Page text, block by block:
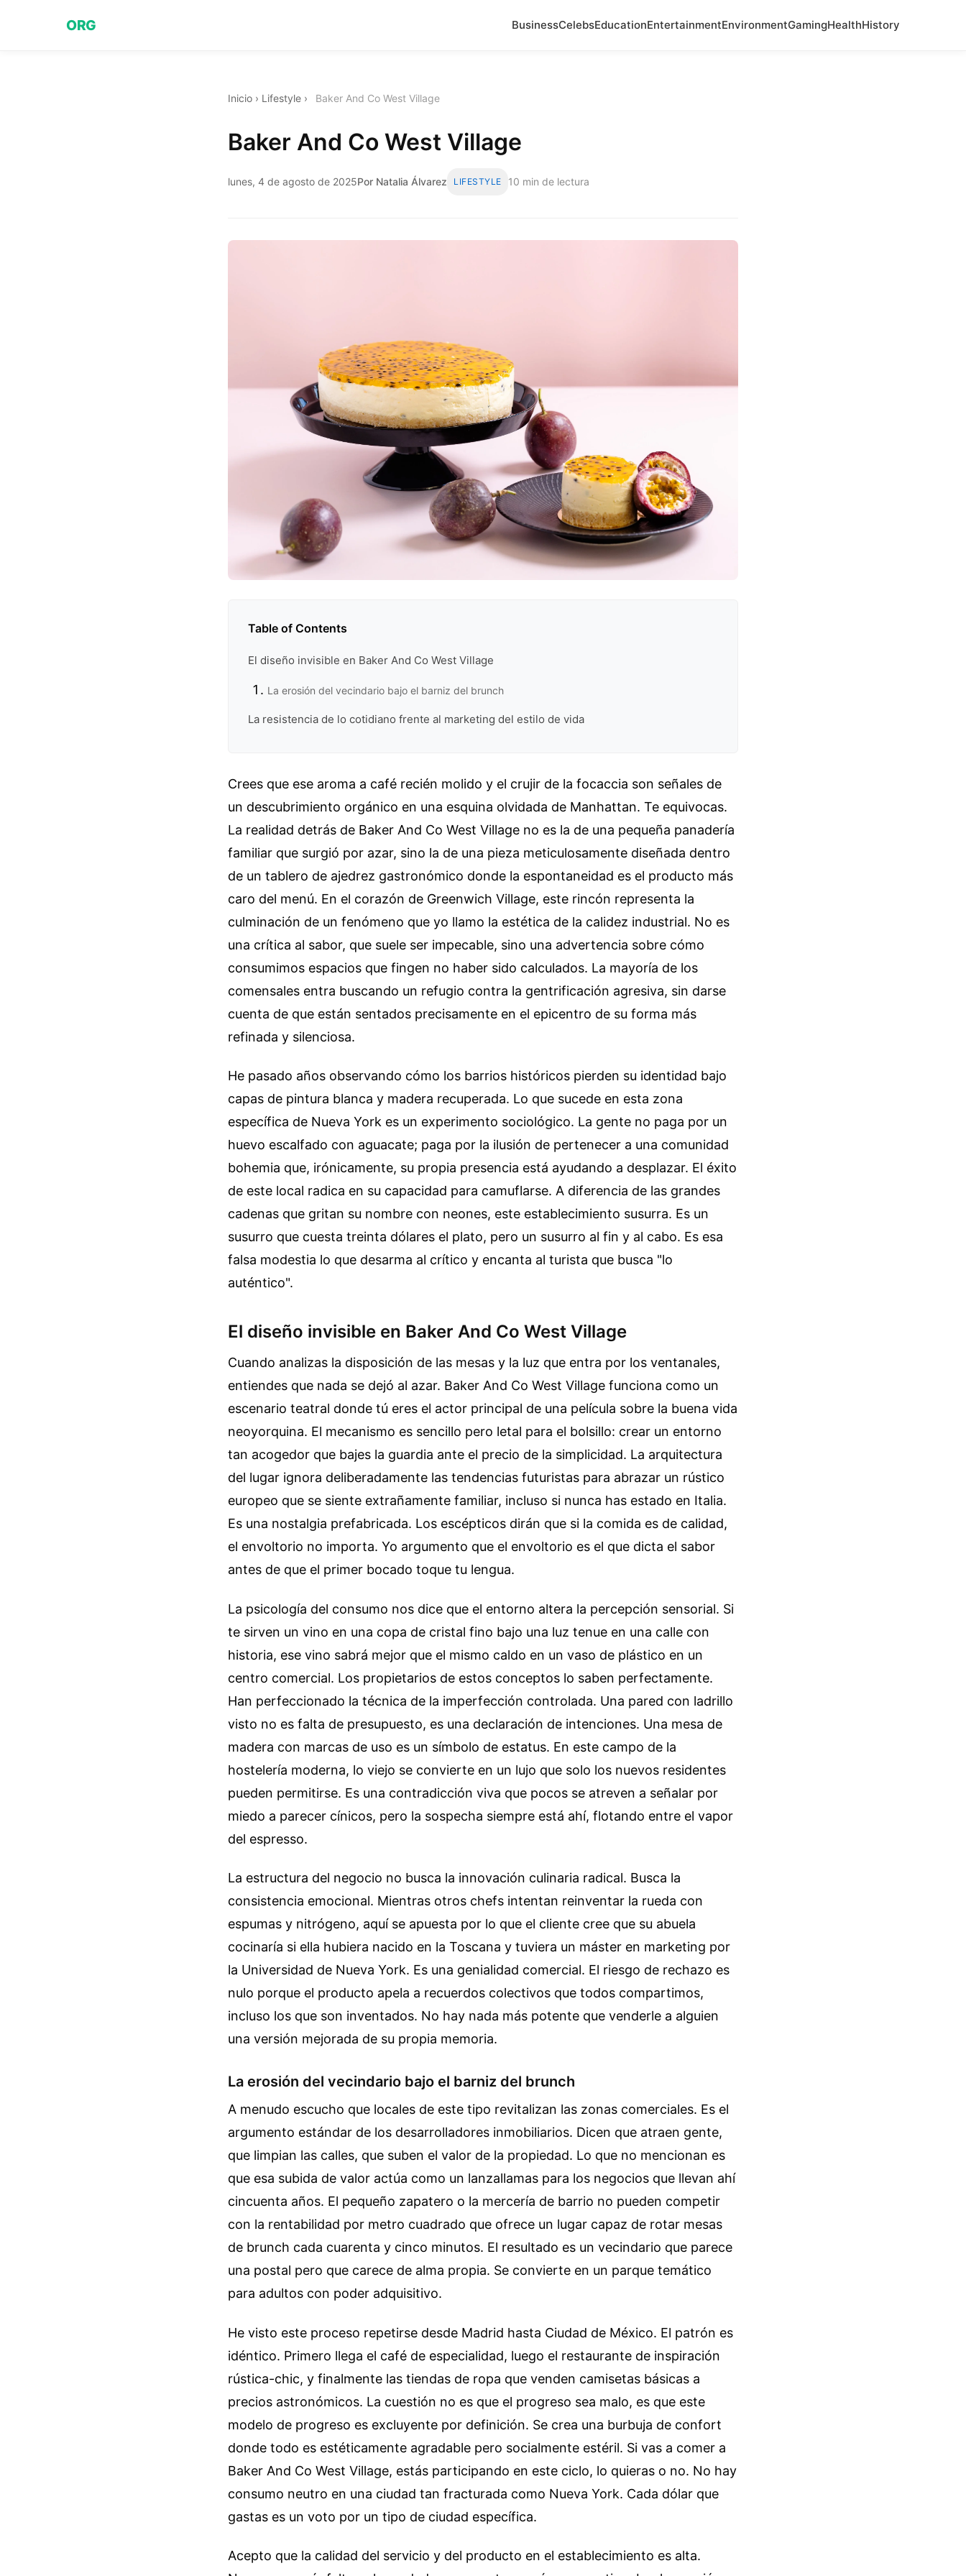
ORG BusinessCelebsEducationEntertainmentEnvironmentGamingHealthHistory
Inicio › Lifestyle › Baker And Co West Village
Baker And Co West Village
lunes, 4 de agosto de 2025Por Natalia Álvarez LIFESTYLE 10 min de lectura
Table of Contents
El diseño invisible en Baker And Co West Village
La erosión del vecindario bajo el barniz del brunch
La resistencia de lo cotidiano frente al marketing del estilo de vida
Crees que ese aroma a café recién molido y el crujir de la focaccia son señales de
un descubrimiento orgánico en una esquina olvidada de Manhattan. Te equivocas.
La realidad detrás de Baker And Co West Village no es la de una pequeña panadería
familiar que surgió por azar, sino la de una pieza meticulosamente diseñada dentro
de un tablero de ajedrez gastronómico donde la espontaneidad es el producto más
caro del menú. En el corazón de Greenwich Village, este rincón representa la
culminación de un fenómeno que yo llamo la estética de la calidez industrial. No es
una crítica al sabor, que suele ser impecable, sino una advertencia sobre cómo
consumimos espacios que fingen no haber sido calculados. La mayoría de los
comensales entra buscando un refugio contra la gentrificación agresiva, sin darse
cuenta de que están sentados precisamente en el epicentro de su forma más
refinada y silenciosa.
He pasado años observando cómo los barrios históricos pierden su identidad bajo
capas de pintura blanca y madera recuperada. Lo que sucede en esta zona
específica de Nueva York es un experimento sociológico. La gente no paga por un
huevo escalfado con aguacate; paga por la ilusión de pertenecer a una comunidad
bohemia que, irónicamente, su propia presencia está ayudando a desplazar. El éxito
de este local radica en su capacidad para camuflarse. A diferencia de las grandes
cadenas que gritan su nombre con neones, este establecimiento susurra. Es un
susurro que cuesta treinta dólares el plato, pero un susurro al fin y al cabo. Es esa
falsa modestia lo que desarma al crítico y encanta al turista que busca "lo
auténtico".
El diseño invisible en Baker And Co West Village
Cuando analizas la disposición de las mesas y la luz que entra por los ventanales,
entiendes que nada se dejó al azar. Baker And Co West Village funciona como un
escenario teatral donde tú eres el actor principal de una película sobre la buena vida
neoyorquina. El mecanismo es sencillo pero letal para el bolsillo: crear un entorno
tan acogedor que bajes la guardia ante el precio de la simplicidad. La arquitectura
del lugar ignora deliberadamente las tendencias futuristas para abrazar un rústico
europeo que se siente extrañamente familiar, incluso si nunca has estado en Italia.
Es una nostalgia prefabricada. Los escépticos dirán que si la comida es de calidad,
el envoltorio no importa. Yo argumento que el envoltorio es el que dicta el sabor
antes de que el primer bocado toque tu lengua.
La psicología del consumo nos dice que el entorno altera la percepción sensorial. Si
te sirven un vino en una copa de cristal fino bajo una luz tenue en una calle con
historia, ese vino sabrá mejor que el mismo caldo en un vaso de plástico en un
centro comercial. Los propietarios de estos conceptos lo saben perfectamente.
Han perfeccionado la técnica de la imperfección controlada. Una pared con ladrillo
visto no es falta de presupuesto, es una declaración de intenciones. Una mesa de
madera con marcas de uso es un símbolo de estatus. En este campo de la
hostelería moderna, lo viejo se convierte en un lujo que solo los nuevos residentes
pueden permitirse. Es una contradicción viva que pocos se atreven a señalar por
miedo a parecer cínicos, pero la sospecha siempre está ahí, flotando entre el vapor
del espresso.
La estructura del negocio no busca la innovación culinaria radical. Busca la
consistencia emocional. Mientras otros chefs intentan reinventar la rueda con
espumas y nitrógeno, aquí se apuesta por lo que el cliente cree que su abuela
cocinaría si ella hubiera nacido en la Toscana y tuviera un máster en marketing por
la Universidad de Nueva York. Es una genialidad comercial. El riesgo de rechazo es
nulo porque el producto apela a recuerdos colectivos que todos compartimos,
incluso los que son inventados. No hay nada más potente que venderle a alguien
una versión mejorada de su propia memoria.
La erosión del vecindario bajo el barniz del brunch
A menudo escucho que locales de este tipo revitalizan las zonas comerciales. Es el
argumento estándar de los desarrolladores inmobiliarios. Dicen que atraen gente,
que limpian las calles, que suben el valor de la propiedad. Lo que no mencionan es
que esa subida de valor actúa como un lanzallamas para los negocios que llevan ahí
cincuenta años. El pequeño zapatero o la mercería de barrio no pueden competir
con la rentabilidad por metro cuadrado que ofrece un lugar capaz de rotar mesas
de brunch cada cuarenta y cinco minutos. El resultado es un vecindario que parece
una postal pero que carece de alma propia. Se convierte en un parque temático
para adultos con poder adquisitivo.
He visto este proceso repetirse desde Madrid hasta Ciudad de México. El patrón es
idéntico. Primero llega el café de especialidad, luego el restaurante de inspiración
rústica-chic, y finalmente las tiendas de ropa que venden camisetas básicas a
precios astronómicos. La cuestión no es que el progreso sea malo, es que este
modelo de progreso es excluyente por definición. Se crea una burbuja de confort
donde todo es estéticamente agradable pero socialmente estéril. Si vas a comer a
Baker And Co West Village, estás participando en este ciclo, lo quieras o no. No hay
consumo neutro en una ciudad tan fracturada como Nueva York. Cada dólar que
gastas es un voto por un tipo de ciudad específica.
Acepto que la calidad del servicio y del producto en el establecimiento es alta.